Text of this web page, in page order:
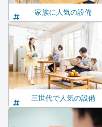
家族に人気の設備
三世代で人気の設備